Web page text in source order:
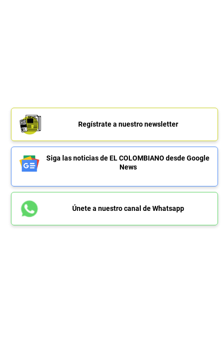
Regístrate a nuestro newsletter
Siga las noticias de EL COLOMBIANO desde Google
News
Únete a nuestro canal de Whatsapp